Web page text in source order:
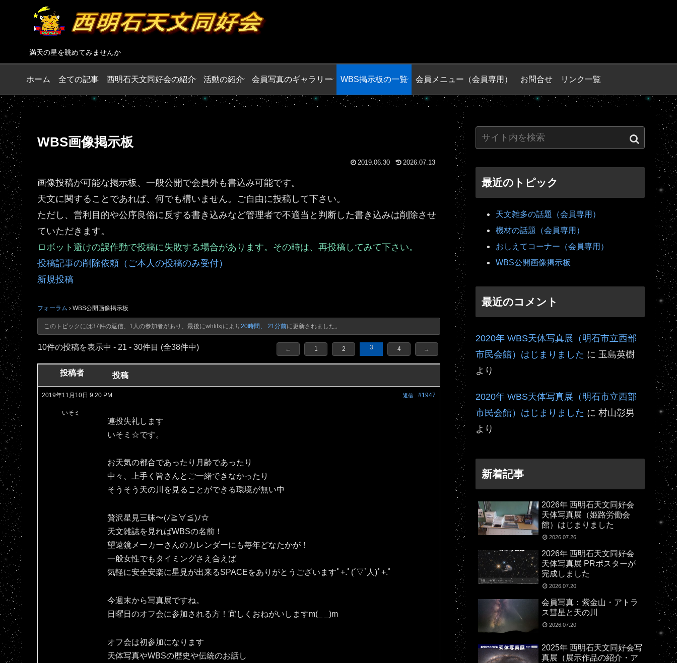
満天の星を眺めてみませんか
ホーム 全ての記事 西明石天文同好会の紹介 活動の紹介 会員写真のギャラリー WBS掲示板の一覧 会員メニュー（会員専用） お問合せ リンク一覧
WBS画像掲示板
2019.06.30 2026.07.13
画像投稿が可能な掲示板、一般公開で会員外も書込み可能です。
天文に関することであれば、何でも構いません。ご自由に投稿して下さい。
ただし、営利目的や公序良俗に反する書き込みなど管理者で不適当と判断した書き込みは削除させ
ていただきます。
ロボット避けの誤作動で投稿に失敗する場合があります。その時は、再投稿してみて下さい。
投稿記事の削除依頼（ご本人の投稿のみ受付）
新規投稿
フォーラム › WBS公開画像掲示板
このトピックには37件の返信、1人の参加者があり、最後にwhtifxjにより 20時間、 21分前に更新されました。
10件の投稿を表示中 - 21 - 30件目 (全38件中) ← 1 2 3 4 →
投稿者 投稿
2019年11月10日 9:20 PM #1947
返信
いそミ
連投失礼します
いそミ☆です。
お天気の都合であったり月齢であったり
中々、上手く皆さんとご一緒できなかったり
そうそう天の川を見ることができる環境が無い中
贅沢星見三昧〜(ﾉ≧∀≦)ﾉ☆
天文雑誌を見ればWBSの名前！
望遠鏡メーカーさんのカレンダーにも毎年どなたかが！
一般女性でもタイミングさえ合えば
気軽に安全安楽に星見が出来るSPACEをありがとうございますﾟ+.ﾟ(´▽`人)ﾟ+.ﾟ
今週末から写真展ですね。
日曜日のオフ会に参加される方！宜しくおねがいしますm(_ _)m
オフ会は初参加になります
天体写真やWBSの歴史や伝統のお話し
最近のトピック
天文雑多の話題（会員専用）
機材の話題（会員専用）
おしえてコーナー（会員専用）
WBS公開画像掲示板
最近のコメント
2020年 WBS天体写真展（明石市立西部
市民会館）はじまりました に 玉島英樹
より
2020年 WBS天体写真展（明石市立西部
市民会館）はじまりました に 村山彰男
より
新着記事
2026年 西明石天文同好会
天体写真展（姫路労働会
館）はじまりました
2026.07.26
2026年 西明石天文同好会
天体写真展 PRポスターが
完成しました
2026.07.20
会員写真：紫金山・アトラ
ス彗星と天の川
2026.07.20
2025年 西明石天文同好会写
真展（展示作品の紹介・ア